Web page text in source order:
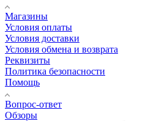
Магазины
Условия оплаты
Условия доставки
Условия обмена и возврата
Реквизиты
Политика безопасности
Помощь
Вопрос-ответ
Обзоры